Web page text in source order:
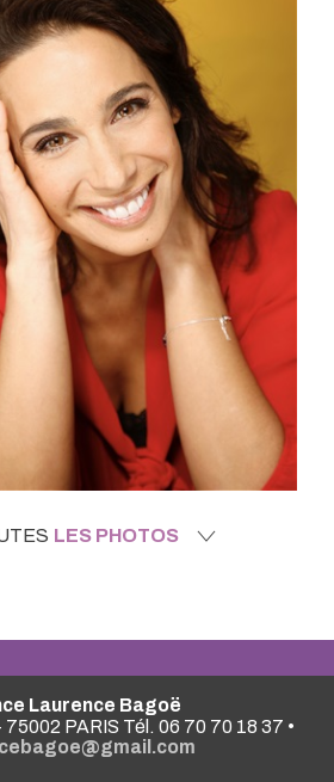
LES PHOTOS
Laurence Bagoë
75002 PARIS Tél. 06 70 70 18 37 •